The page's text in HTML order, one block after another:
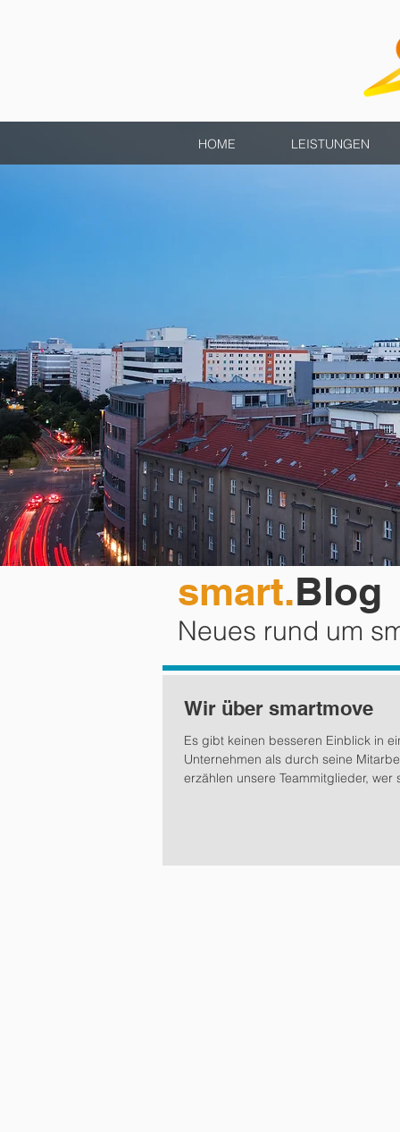
HOME LEISTUNGEN
smart.Blog
Neues rund um
Wir über smartmove
Es gibt keinen besseren Einblick in
Unternehmen als durch seine
erzählen unsere Teammitglieder, wer